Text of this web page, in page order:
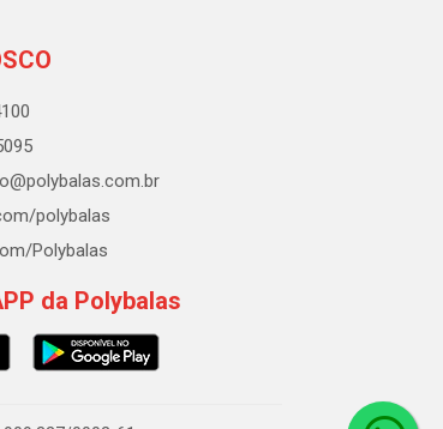
polybalas
Polybalas
da Polybalas